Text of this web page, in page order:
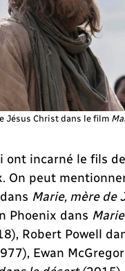
Jésus Christ dans le film
ont incarné le fils
On peut
Marie, mère de
Phoenix dans Marie
Robert Powell
Ewan